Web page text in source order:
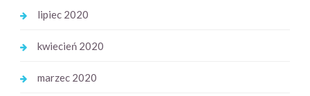
lipiec 2020
kwiecień 2020
marzec 2020